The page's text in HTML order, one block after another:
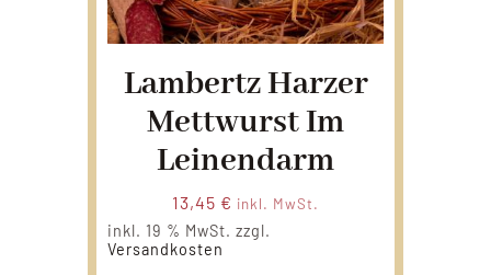
Lambertz Harzer
Mettwurst Im
Leinendarm
13,45 € inkl. MwSt.
inkl. 19 % MwSt. zzgl.
Versandkosten